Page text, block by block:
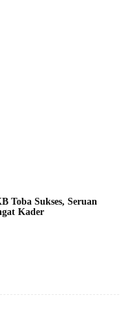
Toba Sukses, Seruan
Kader